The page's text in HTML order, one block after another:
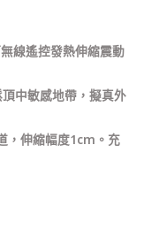
線遙控發熱伸縮震動
中敏感地帶，擬真外
，伸縮幅度1cm。充